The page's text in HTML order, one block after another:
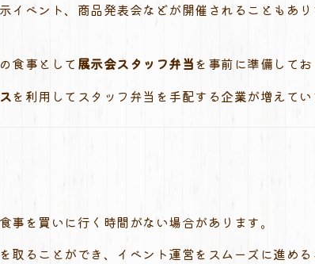
ベント、商品発表会などが開催されることもあ
食事として 展示会スタッフ弁当を事前に準備してお
を利用してスタッフ弁当を手配する企業が増えてい
を買いに行く時間がない場合があります。
ることができ、イベント運営をスムーズに進める